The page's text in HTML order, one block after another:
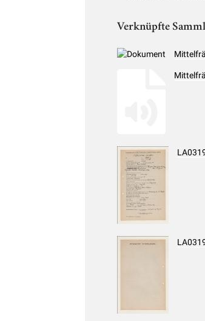
Verknüpfte